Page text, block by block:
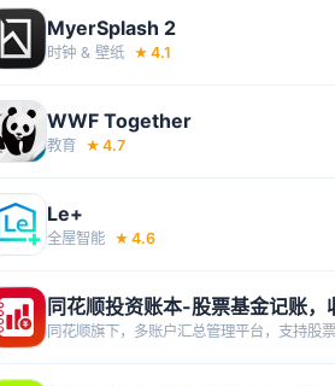
MyerSplash 2
时钟 & 壁‪纸‬ ★ 4.1
WWF Together
教育 ★ 4.7
Le+
全屋智能 ★ 4.6
同花顺投资账本-股票基金记账，
同花顺旗下，多账户汇总管理平台，支持股